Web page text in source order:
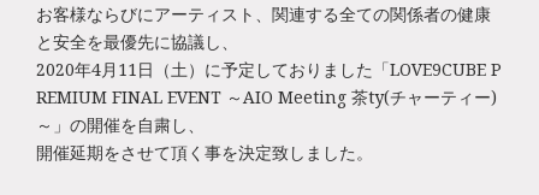
お客様ならびにアーティスト、関連する全ての関係者の健康
と安全を最優先に協議し、
2020年4月11日（土）に予定しておりました「LOVE9CUBE P
REMIUM FINAL EVENT ～AIO Meeting 茶ty(チャーティー)
～」の開催を自粛し、
開催延期をさせて頂く事を決定致しました。